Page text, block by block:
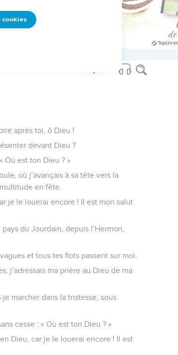
dans ta présence.
!
après toi, ô Dieu !
devant Dieu ?
Où est ton Dieu ? »
où j’avançais à sa tête vers la
en fête.
je le louerai encore ! Il est mon salut
du Jourdain, depuis l’Hermon,
et tous tes flots passent sur moi.
j’adressais ma prière au Dieu de ma
marcher dans la tristesse, sous
cesse : « Où est ton Dieu ? »
Dieu, car je le louerai encore ! Il est
cookies